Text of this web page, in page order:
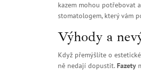
kazem mohou potřebovat
stomatologem, který vám
Výhody a
Když přemýšlíte o
ně nedají dopustit. Fazety